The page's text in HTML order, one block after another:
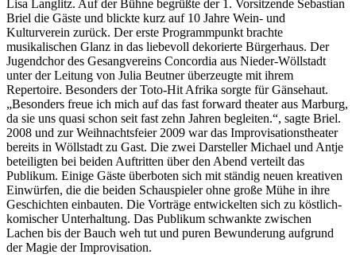
Lisa Langlitz. Auf der Bühne begrüßte der 1. Vorsitzende Sebastian
Briel die Gäste und blickte kurz auf 10 Jahre Wein- und
Kulturverein zurück. Der erste Programmpunkt brachte
musikalischen Glanz in das liebevoll dekorierte Bürgerhaus. Der
Jugendchor des Gesangvereins Concordia aus Nieder-Wöllstadt
unter der Leitung von Julia Beutner überzeugte mit ihrem
Repertoire. Besonders der Toto-Hit Afrika sorgte für Gänsehaut.
„Besonders freue ich mich auf das fast forward theater aus Marburg,
da sie uns quasi schon seit fast zehn Jahren begleiten.“, sagte Briel.
2008 und zur Weihnachtsfeier 2009 war das Improvisationstheater
bereits in Wöllstadt zu Gast. Die zwei Darsteller Michael und Antje
beteiligten bei beiden Auftritten über den Abend verteilt das
Publikum. Einige Gäste überboten sich mit ständig neuen kreativen
Einwürfen, die die beiden Schauspieler ohne große Mühe in ihre
Geschichten einbauten. Die Vorträge entwickelten sich zu köstlich-
komischer Unterhaltung. Das Publikum schwankte zwischen
Lachen bis der Bauch weh tut und puren Bewunderung aufgrund
der Magie der Improvisation.